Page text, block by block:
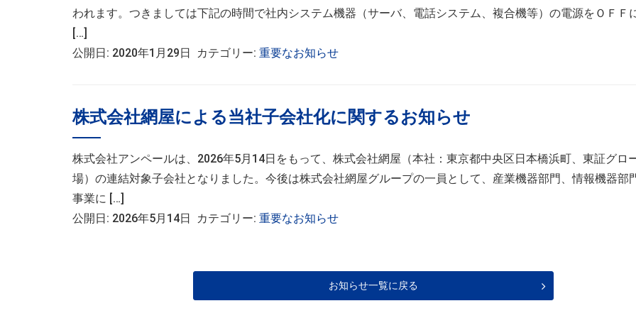
われます。つきましては下記の時間で社内システム機器（サーバ、電話システム、複合機等）の電源をＯＦＦ
[…]
公開日: 2020年1月29日 カテゴリー: 重要なお知らせ
株式会社網屋による当社子会社化に関するお知らせ
株式会社アンペールは、2026年5月14日をもって、株式会社網屋（本社：東京都中央区日本橋浜町、東証グロ
場）の連結対象子会社となりました。今後は株式会社網屋グループの一員として、産業機器部門、情報機器部
事業に […]
公開日: 2026年5月14日 カテゴリー: 重要なお知らせ
お知らせ一覧に戻る